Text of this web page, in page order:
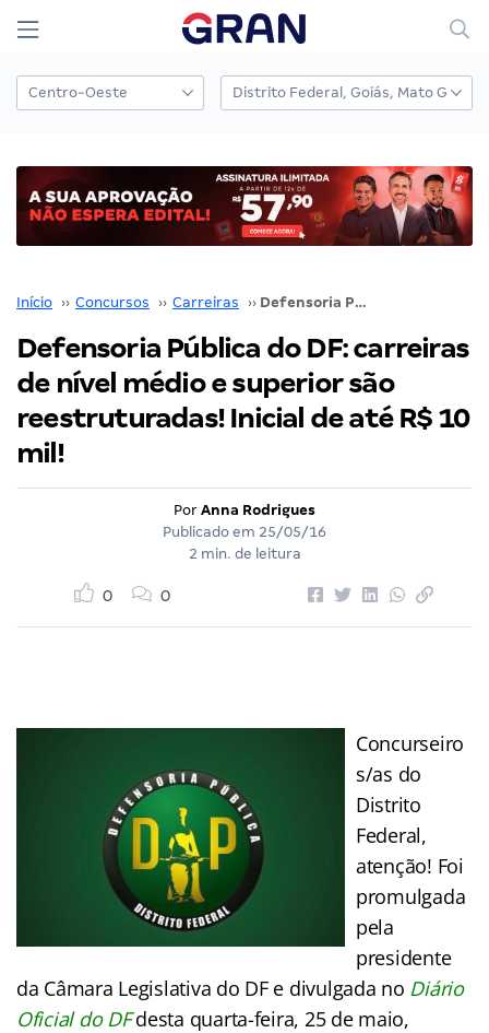
Início ›› Concursos ›› Carreiras ›› Defensoria Pública do DF: carreiras de nível médio e superior são reestruturadas! Inicial de até R$ 10 mil!
Defensoria Pública do DF: carreiras
de nível médio e superior são
reestruturadas! Inicial de até R$ 10
mil!
Por Anna Rodrigues
Publicado em 25/05/16
2 min. de leitura
0 0
Concurseiro
s/as do
Distrito
Federal,
atenção! Foi
promulgada
pela
presidente
da Câmara Legislativa do DF e divulgada no Diário
Oficial do DFdesta quarta-feira, 25 de maio,